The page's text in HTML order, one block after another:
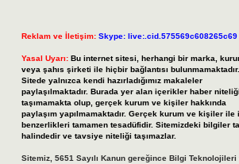
Reklam ve İletişim: Skype: live:.cid.575569c608265c69
Yasal Uyarı: Bu internet sitesi, herhangi bir marka,
veya şahıs şirketi ile hiçbir bağlantısı bulunmamaktadır.
Sitede yalnızca kendi hazırladığımız makaleler
paylaşılmaktadır. Burada yer alan içerikler haber niteliği
taşımamakta olup, gerçek kurum ve kişiler hakkında
paylaşım yapılmamaktadır. Gerçek kurum ve kişiler ile
benzerlikleri tamamen tesadüfidir. Sitemizdeki bilgiler
halindedir ve tavsiye niteliği taşımazlar.
Sitemiz, 5651 Sayılı Kanun gereğince Bilgi Teknolojileri